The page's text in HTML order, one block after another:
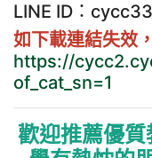
LINE ID：
如下載連結失效
https://
of_cat_sn=1
歡迎推薦優